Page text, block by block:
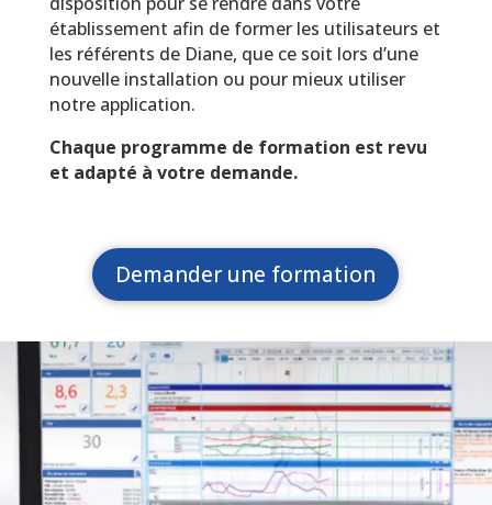
établissement afin de former les utilisateurs et
les référents de Diane, que ce soit lors d’une
nouvelle installation ou pour mieux utiliser
notre application.
Chaque programme de formation est revu
et adapté à votre demande.
Demander une formation